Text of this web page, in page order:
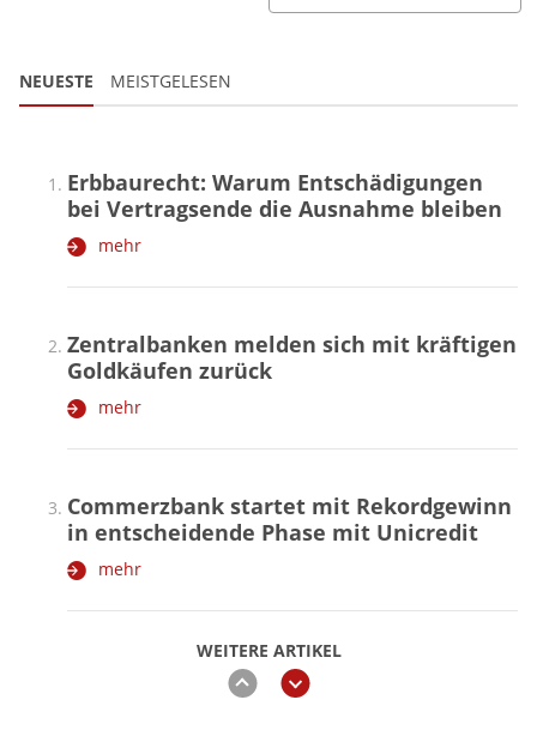
NEUESTE MEISTGELESEN
WEITERE ARTIKEL
zurückweiter
Erbbaurecht: Warum Entschädigungen
bei Vertragsende die Ausnahme bleiben
mehr
Zentralbanken melden sich mit kräftigen
Goldkäufen zurück
mehr
Commerzbank startet mit Rekordgewinn
in entscheidende Phase mit Unicredit
mehr